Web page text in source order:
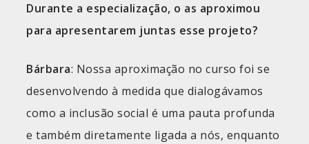
Durante a especialização, o as aproximou
para apresentarem juntas esse projeto?
Bárbara: Nossa aproximação no curso foi se
desenvolvendo à medida que dialogávamos
como a inclusão social é uma pauta profunda
e também diretamente ligada a nós, enquanto